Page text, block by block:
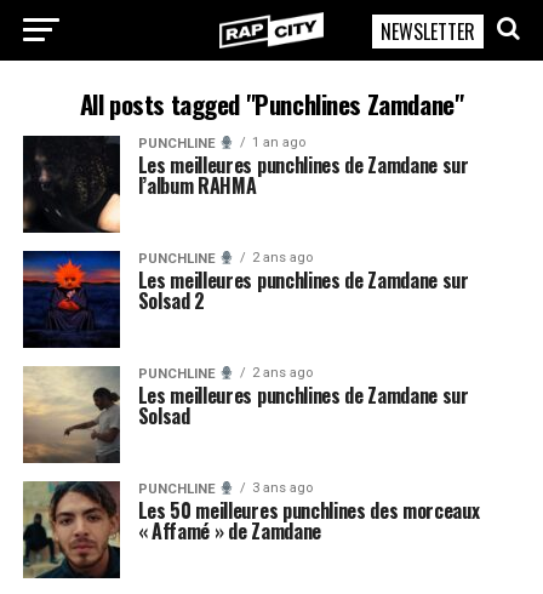
RapCity
NEWSLETTER
All posts tagged "Punchlines Zamdane"
PUNCHLINE 1 an ago
Les meilleures punchlines de Zamdane sur
l’album RAHMA
PUNCHLINE 2 ans ago
Les meilleures punchlines de Zamdane sur
Solsad 2
PUNCHLINE 2 ans ago
Les meilleures punchlines de Zamdane sur
Solsad
PUNCHLINE 3 ans ago
Les 50 meilleures punchlines des morceaux
« Affamé » de Zamdane